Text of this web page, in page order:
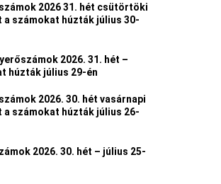
2026 31. hét csütörtöki
számokat húzták július 30-
2026. 31. hét –
húzták július 29-én
2026. 30. hét vasárnapi
számokat húzták július 26-
2026. 30. hét – július 25-